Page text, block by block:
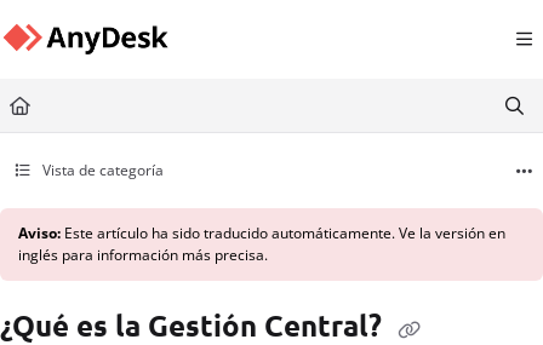
Fetch the complete documentation index at:
https://support.anydesk.com/llms.txt
Vista de categoría
Aviso: Este artículo ha sido traducido automáticamente. Ve la versión en
inglés para información más precisa.
¿Qué es la Gestión Central?